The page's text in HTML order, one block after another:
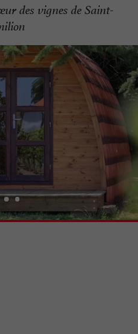
des vignes de Saint-